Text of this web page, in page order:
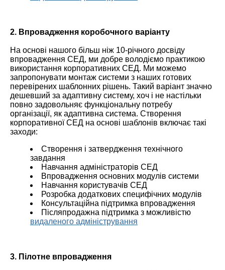
2. Впровадження коробочного варіанту
На основі нашого більш ніж 10-річного досвіду
впровадження СЕД, ми добре володіємо практикою
використання корпоративних СЕД. Ми можемо
запропонувати монтаж системи з наших готових
перевірених шаблонних рішень. Такий варіант значно
дешевший за адаптивну систему, хоч і не настільки
повно задовольняє функціональну потребу
організації, як адаптивна система. Створення
корпоративної СЕД на основі шаблонів включає такі
заходи:
Створення і затвердження технічного
завдання
Навчання адміністраторів СЕД
Впровадження основних модулів системи
Навчання користувачів СЕД
Розробка додаткових специфічних модулів
Консультаційна підтримка впровадження
Післяпродажна підтримка з можливістю
видаленого адміністрування
3. Пілотне впровадження